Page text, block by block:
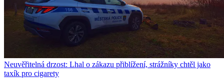
Neuvěřitelná drzost: Lhal o zákazu přiblížení, strážníky chtěl jako
taxík pro cigarety